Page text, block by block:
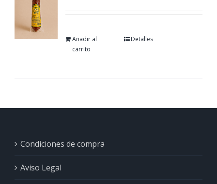
Añadir al
carrito
Detalles
Condiciones de compra
Aviso Legal